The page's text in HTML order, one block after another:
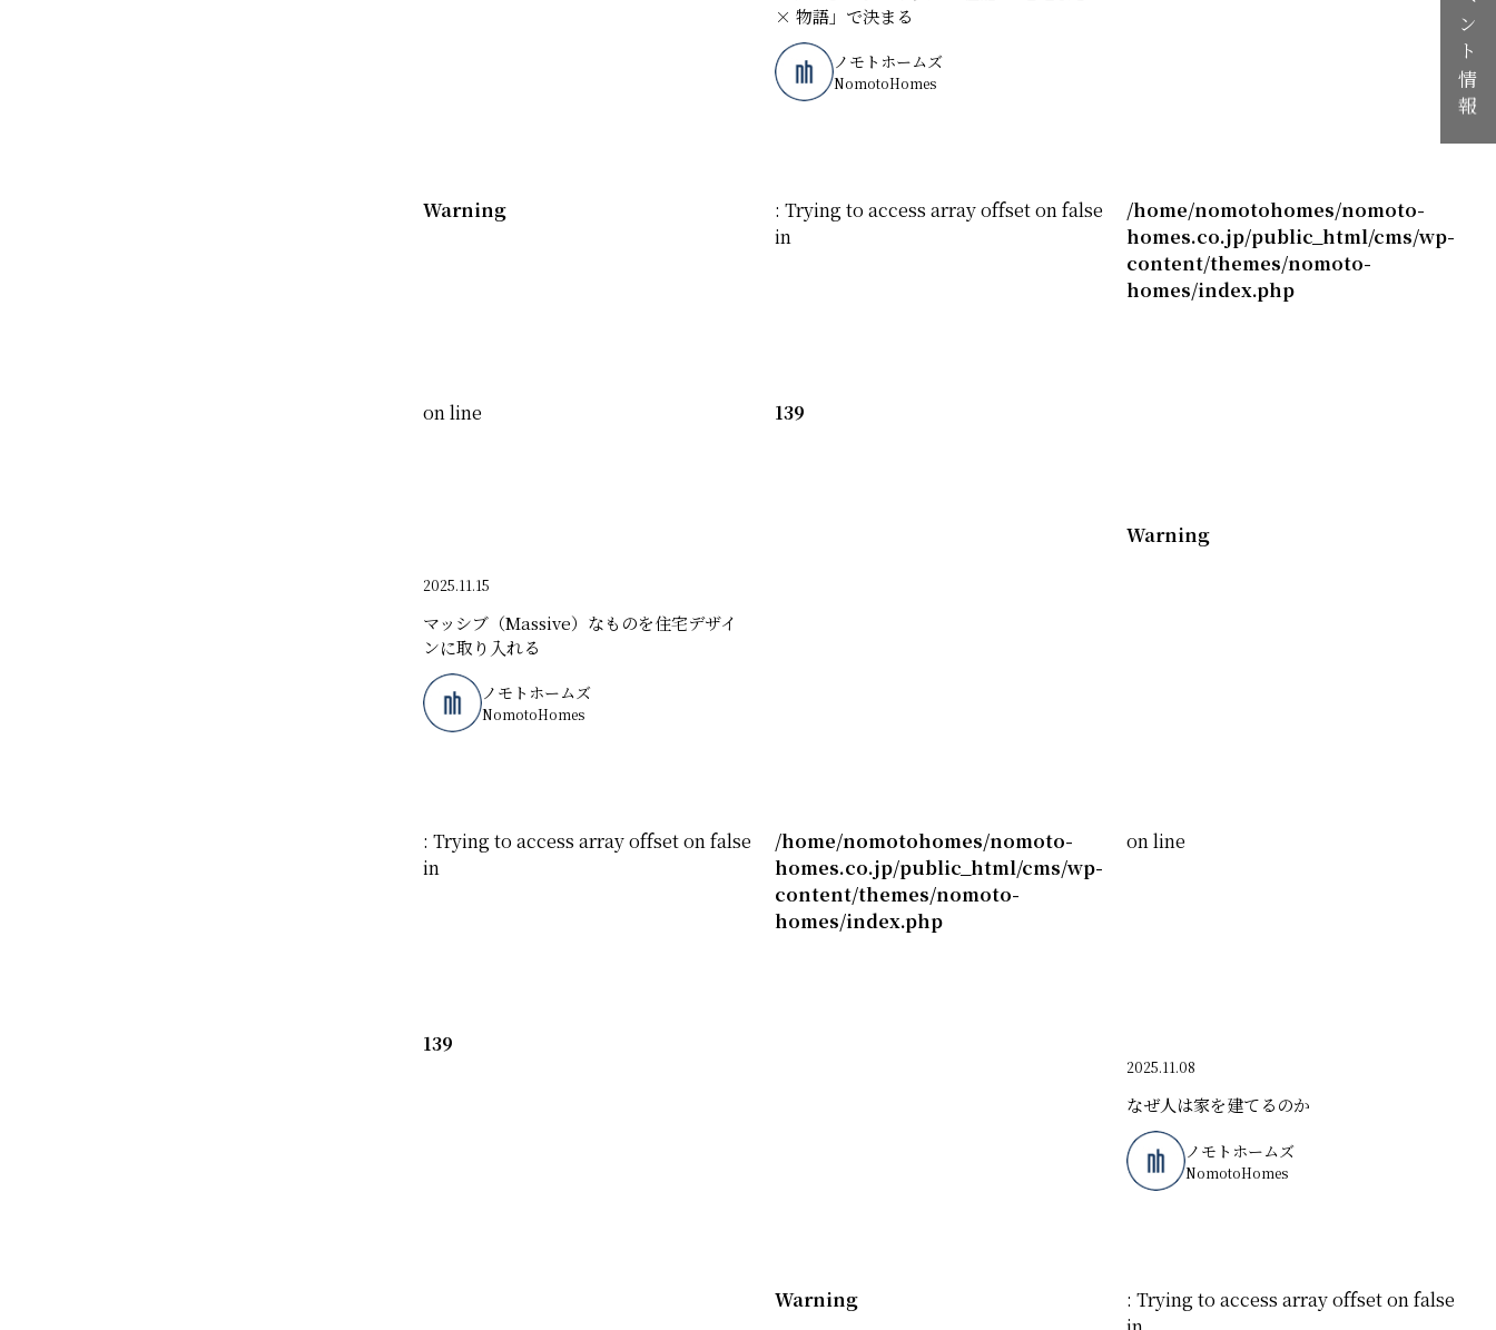
× 物語」で決まる
ノモトホームズ
NomotoHomes
Warning
: Trying to access array offset on false
in
/home/nomotohomes/nomoto-
homes.co.jp/public_html/cms/wp-
content/themes/nomoto-
homes/index.php
on line 139
2025.11.15
マッシブ（Massive）なものを住宅デザイ
ンに取り入れる
ノモトホームズ
NomotoHomes
Warning
: Trying to access array offset on false
in
/home/nomotohomes/nomoto-
homes.co.jp/public_html/cms/wp-
content/themes/nomoto-
homes/index.php
on line
139
2025.11.08
なぜ人は家を建てるのか
ノモトホームズ
NomotoHomes
Warning
: Trying to access array offset on false
イベント情報